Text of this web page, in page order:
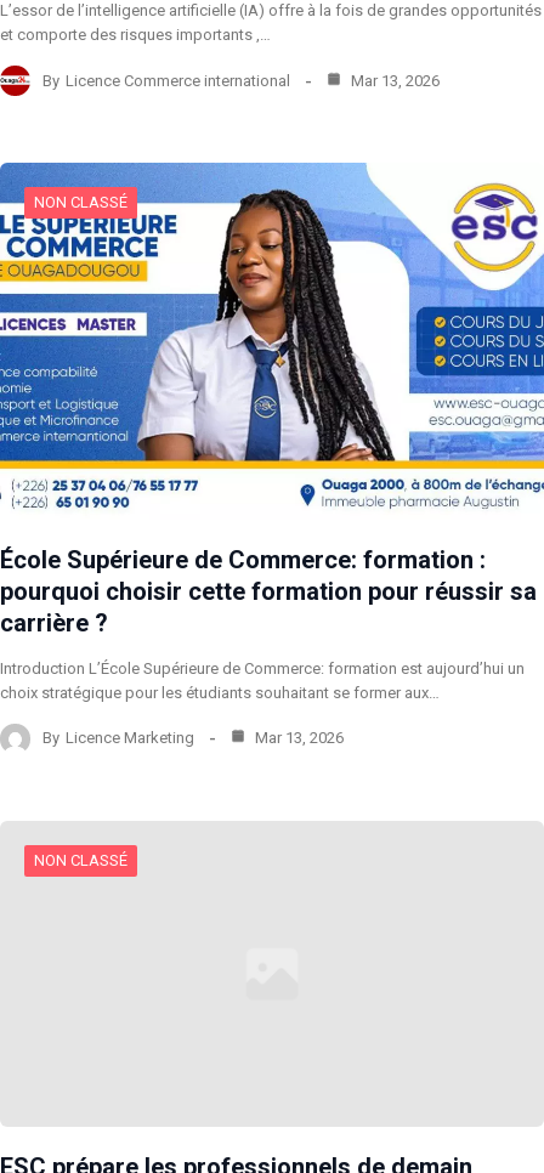
L’essor de l’intelligence artificielle (IA) offre à la fois de grandes opportunités
et comporte des risques importants ,…
By Licence Commerce international Mar 13, 2026
NON CLASSÉ
École Supérieure de Commerce: formation :
pourquoi choisir cette formation pour réussir sa
carrière ?
Introduction L’École Supérieure de Commerce: formation est aujourd’hui un
choix stratégique pour les étudiants souhaitant se former aux…
By Licence Marketing Mar 13, 2026
NON CLASSÉ
ESC prépare les professionnels de demain